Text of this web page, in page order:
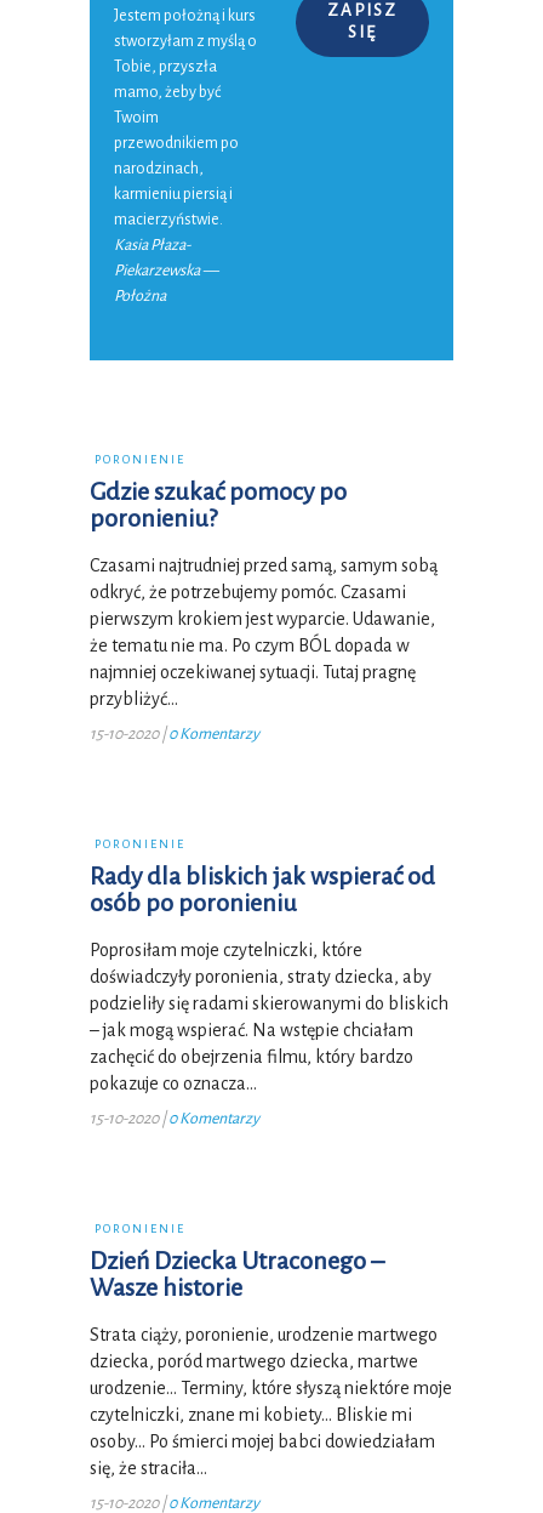
Jestem położną i kurs
stworzyłam z myślą o
Tobie, przyszła
mamo, żeby być
Twoim
przewodnikiem po
narodzinach,
karmieniu piersią i
macierzyństwie.
Kasia Płaza-
Piekarzewska —
Położna
ZAPISZ
SIĘ
PORONIENIE
Gdzie szukać pomocy po
poronieniu?
Czasami najtrudniej przed samą, samym sobą
odkryć, że potrzebujemy pomóc. Czasami
pierwszym krokiem jest wyparcie. Udawanie,
że tematu nie ma. Po czym BÓL dopada w
najmniej oczekiwanej sytuacji. Tutaj pragnę
przybliżyć…
15-10-2020 |0 Komentarzy
PORONIENIE
Rady dla bliskich jak wspierać od
osób po poronieniu
Poprosiłam moje czytelniczki, które
doświadczyły poronienia, straty dziecka, aby
podzieliły się radami skierowanymi do bliskich
– jak mogą wspierać. Na wstępie chciałam
zachęcić do obejrzenia filmu, który bardzo
pokazuje co oznacza…
15-10-2020 |0 Komentarzy
PORONIENIE
Dzień Dziecka Utraconego –
Wasze historie
Strata ciąży, poronienie, urodzenie martwego
dziecka, poród martwego dziecka, martwe
urodzenie… Terminy, które słyszą niektóre moje
czytelniczki, znane mi kobiety… Bliskie mi
osoby… Po śmierci mojej babci dowiedziałam
się, że straciła…
15-10-2020 |0 Komentarzy